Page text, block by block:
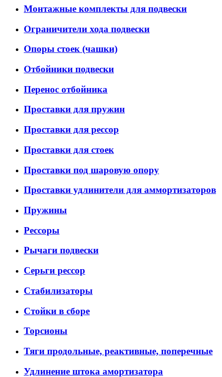
Монтажные комплекты для подвески
Ограничители хода подвески
Опоры стоек (чашки)
Отбойники подвески
Перенос отбойника
Проставки для пружин
Проставки для рессор
Проставки для стоек
Проставки под шаровую опору
Проставки удлинители для аммортизаторов
Пружины
Рессоры
Рычаги подвески
Серьги рессор
Стабилизаторы
Стойки в сборе
Торсионы
Тяги продольные, реактивные, поперечные
Удлинение штока амортизатора